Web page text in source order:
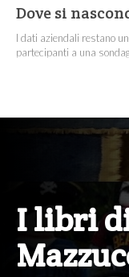
Dove si
I dati aziendali restano
partecipanti a una
I libri